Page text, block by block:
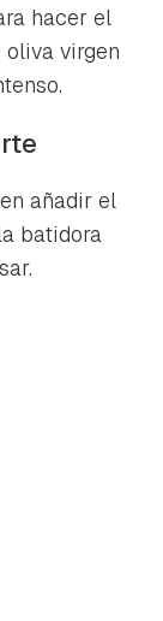
hacer el
virgen
añadir el
batidora